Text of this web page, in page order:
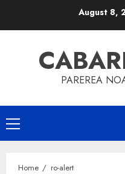
August 8,
PAREREA
Primary
Menu
Home ro-alert